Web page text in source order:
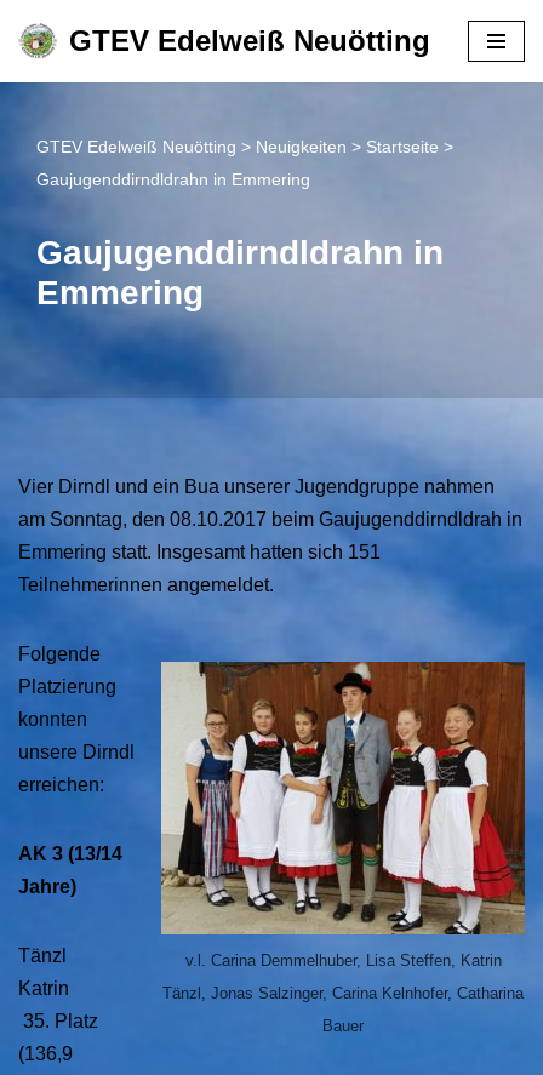
GTEV Edelweiß Neuötting
GTEV Edelweiß Neuötting > Neuigkeiten > Startseite >
Gaujugenddirndldrahn in Emmering
Gaujugenddirndldrahn in
Emmering
Vier Dirndl und ein Bua unserer Jugendgruppe nahmen
am Sonntag, den 08.10.2017 beim Gaujugenddirndldrah in
Emmering statt. Insgesamt hatten sich 151
Teilnehmerinnen angemeldet.
v.l. Carina Demmelhuber, Lisa Steffen, Katrin
Tänzl, Jonas Salzinger, Carina Kelnhofer, Catharina
Bauer
Folgende
Platzierung
konnten
unsere Dirndl
erreichen:
AK 3 (13/14
Jahre)
Tänzl
Katrin
35. Platz
(136,9